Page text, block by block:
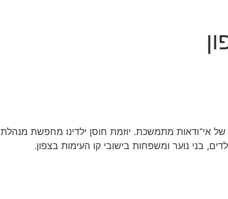
של אי־ודאות מתמשכת. יוזמת חוסן ילדינו מחפשת מנהלת
בני נוער ומשפחות בישובי קו העימות בצפון.